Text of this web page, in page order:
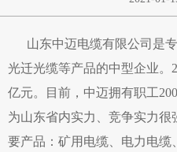
山东中迈电缆有限公司是
光迁光缆等产品的中型企业。
亿元。目前，中迈拥有职工
为山东省内实力、竞争实力
要产品：矿用电缆、电力电